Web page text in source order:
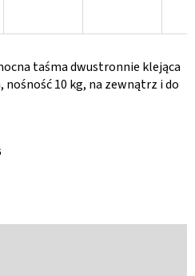
taśma dwustronnie klejąca
nośność 10 kg, na zewnątrz i do